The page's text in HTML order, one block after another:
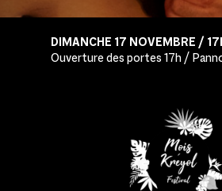
DIMANCHE 17 NOVEMBRE /
Ouverture des portes 17h /